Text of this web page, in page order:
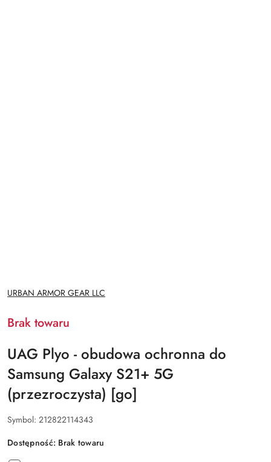
NAZWA
PRODUCENTA:
URBAN ARMOR GEAR LLC
Brak towaru
UAG Plyo - obudowa ochronna do
Samsung Galaxy S21+ 5G
(przezroczysta) [go]
Symbol: 212822114343
Dostępność: Brak towaru